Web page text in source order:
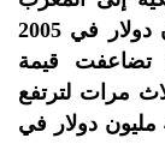
بنسبة 700 بالمائة، لتنتقل من 480 مليون دولار في 2005
سنة 2023، فيما تضاعفت قيمة
مرات لترتفع
إلى 1.6 مليار دولار في 2023، مقابل 445 مليون دولار في